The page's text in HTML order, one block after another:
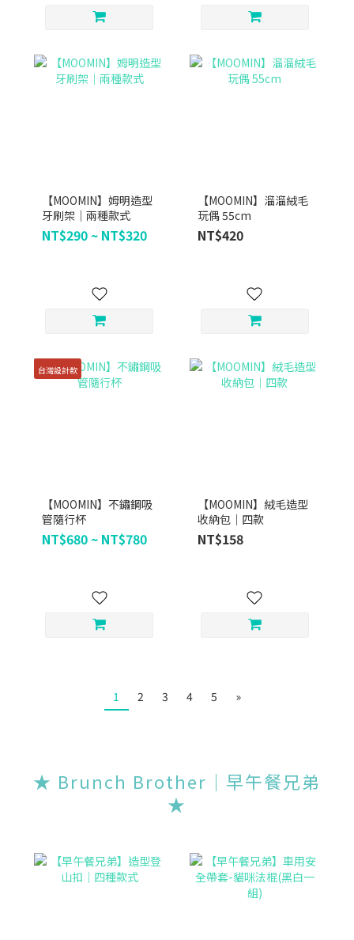
【MOOMIN】姆明造型
牙刷架｜兩種款式
NT$290 ~ NT$320
【MOOMIN】溜溜絨毛
玩偶 55cm
NT$420
台灣設計款
【MOOMIN】不鏽鋼吸
管隨行杯
NT$680 ~ NT$780
【MOOMIN】絨毛造型
收納包｜四款
NT$158
1 2 3 4 5 »
★ Brunch Brother｜早午餐兄弟
★